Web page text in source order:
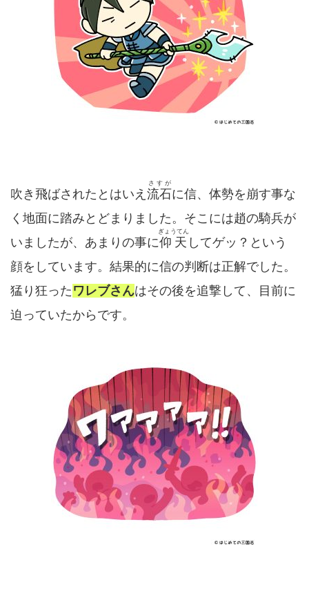
吹き飛ばされたとはいえ 流石
さすが
に信、体勢を崩す事な
く地面に踏みとどまりました。そこには趙の騎兵が
いましたが、あまりの事に仰天
ぎょうてん
してゲッ？という
顔をしています。結果的に信の判断は正解でした。
猛り狂ったワレブさんはその後を追撃して、目前に
迫っていたからです。